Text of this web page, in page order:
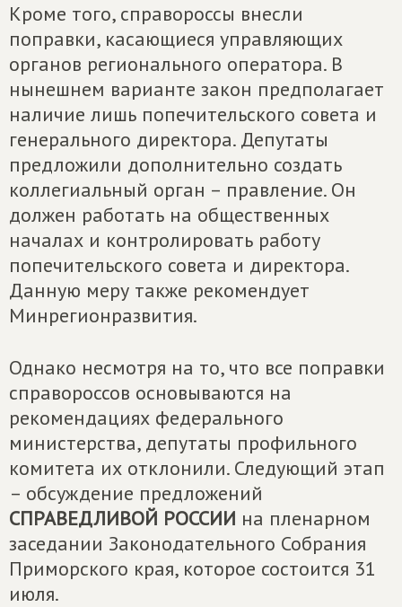
Кроме того, справороссы внесли
поправки, касающиеся управляющих
органов регионального оператора. В
нынешнем варианте закон предполагает
наличие лишь попечительского совета и
генерального директора. Депутаты
предложили дополнительно создать
коллегиальный орган – правление. Он
должен работать на общественных
началах и контролировать работу
попечительского совета и директора.
Данную меру также рекомендует
Минрегионразвития.
Однако несмотря на то, что все поправки
справороссов основываются на
рекомендациях федерального
министерства, депутаты профильного
комитета их отклонили. Следующий этап
– обсуждение предложений
СПРАВЕДЛИВОЙ РОССИИ на пленарном
заседании Законодательного Собрания
Приморского края, которое состоится 31
июля.